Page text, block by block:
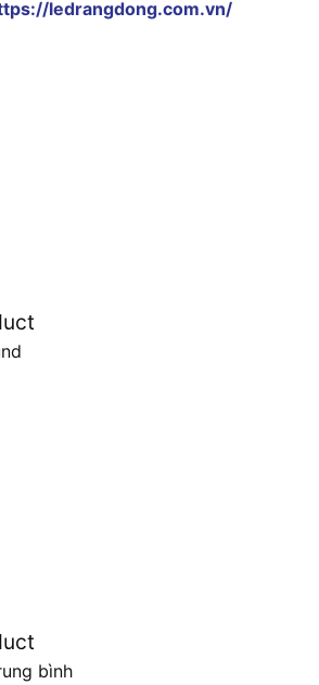
ledrangdong.com.vn/
bình